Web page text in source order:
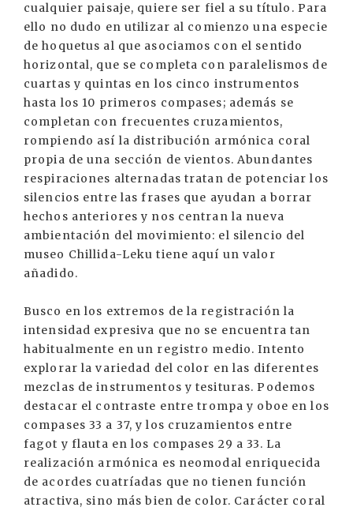
cualquier paisaje, quiere ser fiel a su título. Para
ello no dudo en utilizar al comienzo una especie
de hoquetus al que asociamos con el sentido
horizontal, que se completa con paralelismos de
cuartas y quintas en los cinco instrumentos
hasta los 10 primeros compases; además se
completan con frecuentes cruzamientos,
rompiendo así la distribución armónica coral
propia de una sección de vientos. Abundantes
respiraciones alternadas tratan de potenciar los
silencios entre las frases que ayudan a borrar
hechos anteriores y nos centran la nueva
ambientación del movimiento: el silencio del
museo Chillida-Leku tiene aquí un valor
añadido.
Busco en los extremos de la registración la
intensidad expresiva que no se encuentra tan
habitualmente en un registro medio. Intento
explorar la variedad del color en las diferentes
mezclas de instrumentos y tesituras. Podemos
destacar el contraste entre trompa y oboe en los
compases 33 a 37, y los cruzamientos entre
fagot y flauta en los compases 29 a 33. La
realización armónica es neomodal enriquecida
de acordes cuatríadas que no tienen función
atractiva, sino más bien de color. Carácter coral